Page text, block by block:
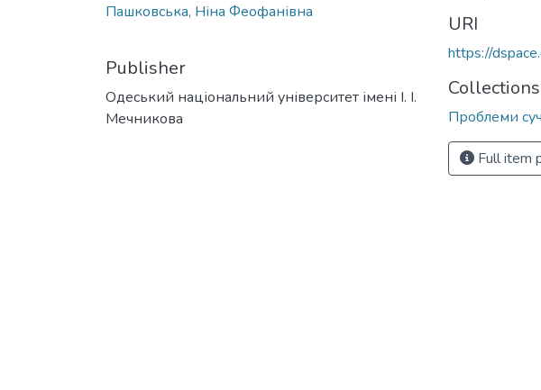
Пашковська, Ніна Феофанівна
Publisher
Одеський національний університет імені І. І.
Мечникова
URI
https://
Collections
Проблеми
Full item